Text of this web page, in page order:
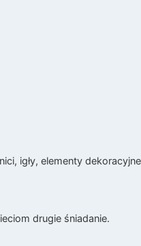
igły, elementy
drugie śniadanie.